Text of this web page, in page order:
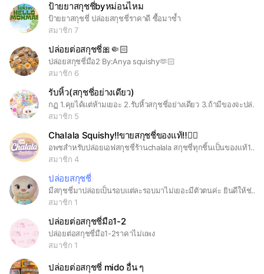
ป้ายยาสกุชชี่byหม่อนไหม
ป้ายยาสกุชชี่ ปล่อยสกุชชี่ราคาดี ซื้อมาซ้ำ
สมาชิก 7
ปล่อยต่อสกุชชี่🎀🤏🏻
ปล่อยสกุชชี่มือ2 By:Anya squishy🫶🏻
สมาชิก 6
รับหิ้ว(สกุชชี่อย่างเดียว)
กฏ 1.คุยได้แต่ห้ามเยอะ 2.รับหิ้วสกุชชี่อย่างเดียว 3.ถ้ามีของจะปล่อย 4.ฝากซื้อได้
สมาชิก 5
Chalala Squishy!!ขายสกุชชี่ของแท้‼️🙆‍♀️
อพชสำหรับปล่อยเอฟสกุชชี่ร้านchalala สกุชชี่ทุกชิ้นเป็นของแท้100%นะคะ สกุชชี่จะมีการปล่อยเป็นรอบๆไปนะคะ #สกุชชี่ #chalala.squishy
สมาชิก 4
ปล่อยสกุชชี่
มีสกุชชี่มาปล่อยเป็นรอบแต่ละรอบมาไม่เยอะมีตัวตนค่ะ ยินดีให้ช่องทางเรียล
สมาชิก 1
ปล่อยต่อสกุชชี่มือ1-2
ปล่อยต่อสกุชชี่มือ1-2ราคาไม่แพง
สมาชิก 1
ปล่อยต่อสกุชชี่ mido อื่น ๆ